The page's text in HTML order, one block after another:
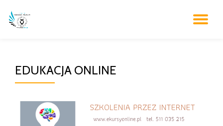
Przejdź
EDUKACJA ONLINE